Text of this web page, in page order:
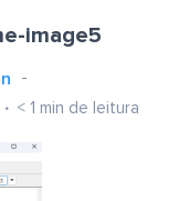
image5
< 1 min de leitura